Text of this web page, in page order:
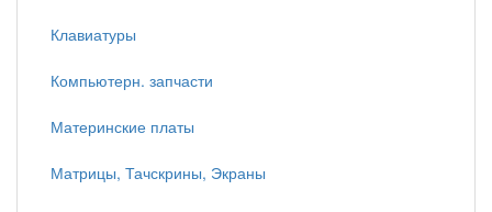
Клавиатуры
Компьютерн. запчасти
Материнские платы
Матрицы, Тачскрины, Экраны